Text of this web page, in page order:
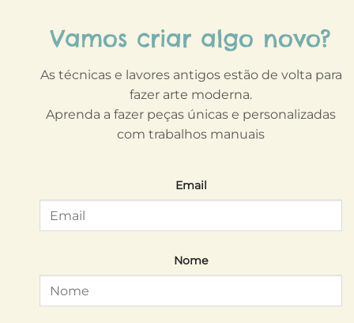
Vamos criar algo novo?
As técnicas e lavores antigos estão de volta para
fazer arte moderna.
Aprenda a fazer peças únicas e personalizadas
com trabalhos manuais
Email
Nome